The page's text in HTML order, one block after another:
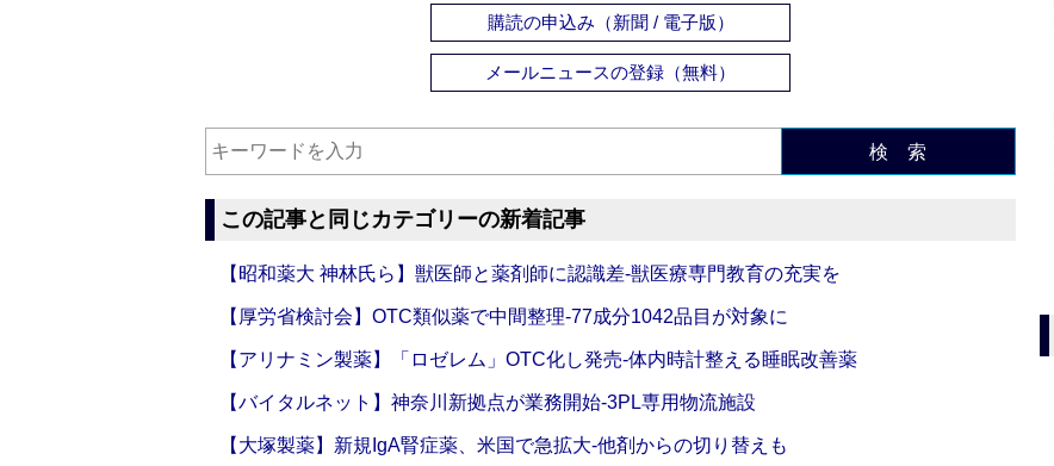
購読の申込み（新聞 / 電子版）
メールニュースの登録（無料）
検 索
この記事と同じカテゴリーの新着記事
【昭和薬大 神林氏ら】獣医師と薬剤師に認識差‐獣医療専門教育の充実を
【厚労省検討会】OTC類似薬で中間整理‐77成分1042品目が対象に
【アリナミン製薬】「ロゼレム」OTC化し発売‐体内時計整える睡眠改善薬
【バイタルネット】神奈川新拠点が業務開始‐3PL専用物流施設
【大塚製薬】新規IgA腎症薬、米国で急拡大‐他剤からの切り替えも